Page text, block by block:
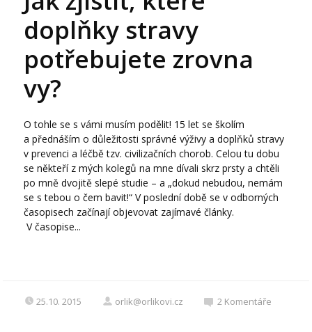
doplňky stravy
potřebujete zrovna
vy?
O tohle se s vámi musím podělit! 15 let se školím
a přednáším o důležitosti správné výživy a doplňků stravy
v prevenci a léčbě tzv. civilizačních chorob. Celou tu dobu
se někteří z mých kolegů na mne dívali skrz prsty a chtěli
po mně dvojitě slepé studie – a „dokud nebudou, nemám
se s tebou o čem bavit!“ V poslední době se v odborných
časopisech začínají objevovat zajímavé články.
V časopise...
25.10. 2015 orlik@orlikovi.cz 2 Komentáře